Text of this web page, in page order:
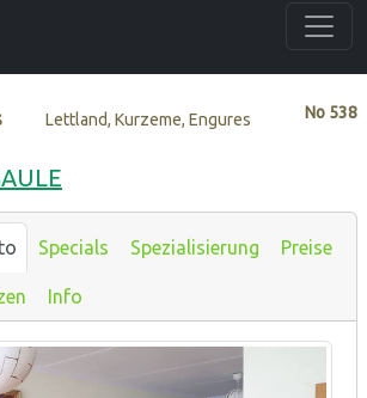
No 538
Lettland, Kurzeme, Engures
Specials Spezialisierung Preise
Info